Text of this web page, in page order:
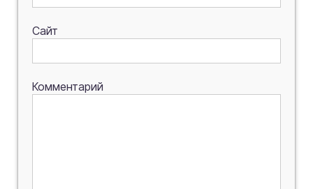
Сайт
Комментарий